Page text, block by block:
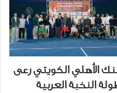
الأهلي الكويتي رعى
النخبة العربية